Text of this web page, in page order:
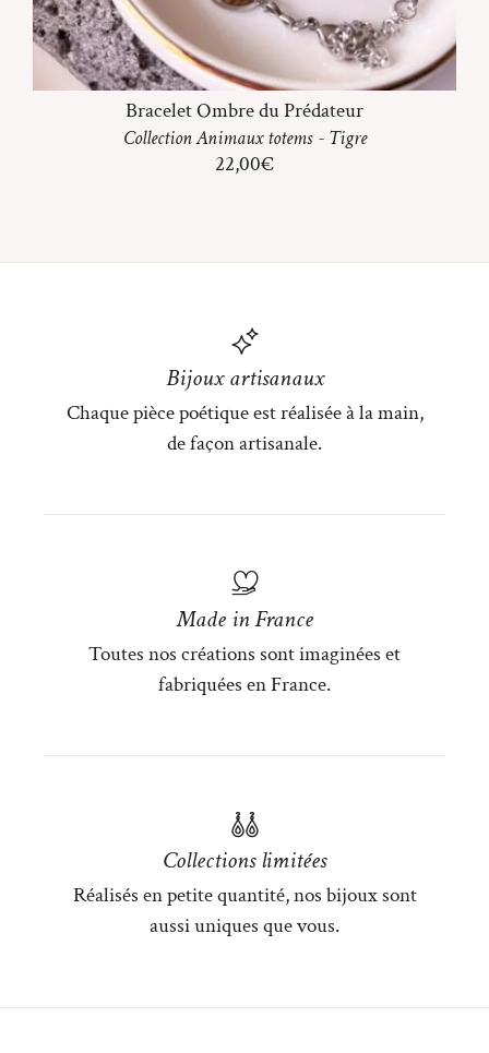
Bracelet Ombre du Prédateur
CollectionAnimaux totems - Tigre
22,00€
Bijoux artisanaux
Chaque pièce poétique est réalisée à la main,
de façon artisanale.
Made in France
Toutes nos créations sont imaginées et
fabriquées en France.
Collections limitées
Réalisés en petite quantité, nos bijoux sont
aussi uniques que vous.